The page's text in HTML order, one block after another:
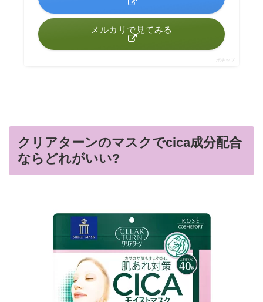
メルカリで見てみる
ポチップ
クリアターンのマスクでcica成分配合
ならどれがいい?